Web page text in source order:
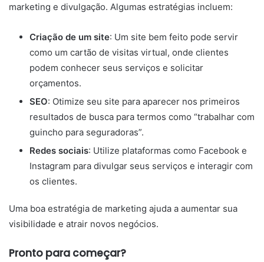
marketing e divulgação. Algumas estratégias incluem:
Criação de um site: Um site bem feito pode servir
como um cartão de visitas virtual, onde clientes
podem conhecer seus serviços e solicitar
orçamentos.
SEO: Otimize seu site para aparecer nos primeiros
resultados de busca para termos como “trabalhar com
guincho para seguradoras”.
Redes sociais: Utilize plataformas como Facebook e
Instagram para divulgar seus serviços e interagir com
os clientes.
Uma boa estratégia de marketing ajuda a aumentar sua
visibilidade e atrair novos negócios.
Pronto para começar?